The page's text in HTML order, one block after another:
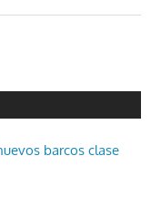
barcos clase